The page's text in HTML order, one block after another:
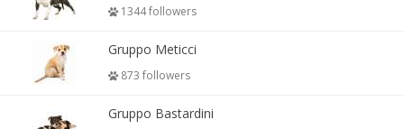
1344 followers
Gruppo Meticci
873 followers
Gruppo Bastardini